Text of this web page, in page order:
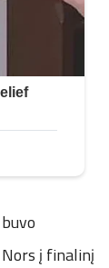
į finalinį